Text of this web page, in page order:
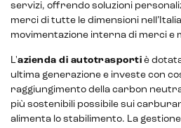
servizi, offrendo soluzioni
merci di tutte le dimensioni
movimentazione interna di merci e
L'azienda di autotrasporti è
ultima generazione e investe con
raggiungimento della carbon
più sostenibili possibile sui
alimenta lo stabilimento. La